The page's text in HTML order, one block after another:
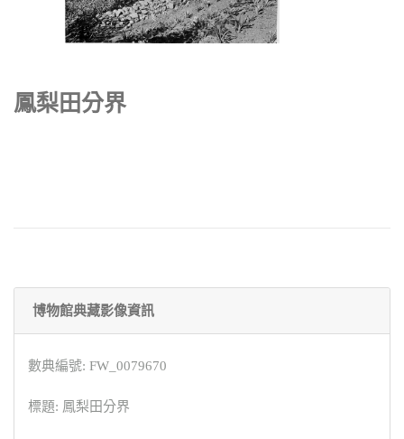
鳳梨田分界
博物館典藏影像資訊
數典編號: FW_0079670
標題: 鳳梨田分界